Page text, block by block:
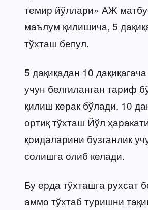
темир йўллари» АЖ
маълум қилишича, 5
тўхташ бепул.
5 дақиқадан 10
учун белгиланган тариф
қилиш керак бўлади. 10
ортиқ тўхташ Йўл
қоидаларини бузганлик
солишга олиб келади.
Бу ерда тўхташга рухсат
аммо тўхтаб туришни